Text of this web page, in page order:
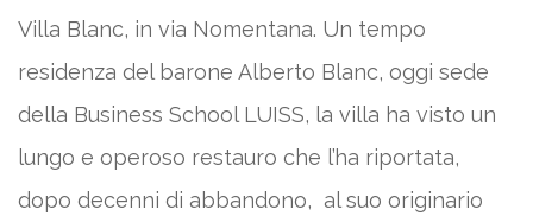
Villa Blanc, in via Nomentana. Un tempo
residenza del barone Alberto Blanc, oggi sede
della Business School LUISS, la villa ha visto un
lungo e operoso restauro che l’ha riportata,
dopo decenni di abbandono, al suo originario